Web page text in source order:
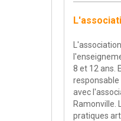
8 et 12 ans.
avec
Ramonville.
pratiques